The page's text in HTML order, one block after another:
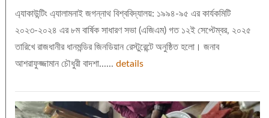
এ্যাকাউন্টিং এ্যালামনাই জগন্নাথ বিশ্ববিদ্যালয়: ১৯৯৪-৯৫ এর কার্যকমিটি
২০২৩-২০২৪ এর ৮ম বার্ষিক সাধারণ সভা (এজিএম) গত ১২ই সেপ্টেম্বর, ২০২৫
তারিখে রাজধানীর ধানমন্ডির জিনডিয়ান রেস্টুরেন্টে অনুষ্ঠিত হলো। জনাব
আশরাফুজ্জামান চৌধুরী বাদশা...... details